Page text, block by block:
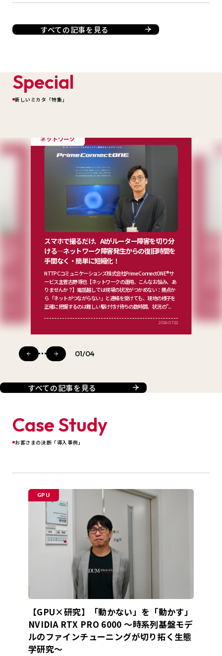
すべての記事を見る
Special
新しいミカタ「特集」
ネットワーク
スマホで撮るだけ、AIがルーター障害を切り分
ける―ネットワーク障害発生からの復旧時間を
手間なく・簡単に短縮化！
NTTPCコミュニケーションズ株式会社Prime ConnectONE® サ
ービス主管古野 琢也【ネットワークの運用、こんなお悩み、あ
りませんか？】電話越しでは現場の状況がつかめない：拠点か
ら「ネットがつながらない」と連絡を受けても、現地の様子を
正確に把握するのは難しい駆け付け待ちの数時間、状況の"...
2026.07.22
01/04
すべての記事を見る
Case Study
お客さまの決断「導入事例」
GPU
【GPU×研究】「動かない」を「動かす」
NVIDIA RTX PRO 6000 ～時系列基盤モデ
ルのファインチューニングが切り拓く生態
学研究～